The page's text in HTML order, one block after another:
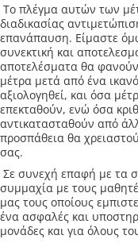
Το πλέγμα αυτών των
διαδικασίας
επανάπαυση. Είμαστε
συνεκτική και
αποτελέσματα θα
μέτρα μετά από ένα
αξιολογηθεί, και όσα
επεκταθούν, ενώ όσα
αντικατασταθούν από
προσπάθεια θα
σας.
Σε συνεχή επαφή με τα
συμμαχία με τους
μας τους οποίους
ένα ασφαλές και
μονάδες και για όλους